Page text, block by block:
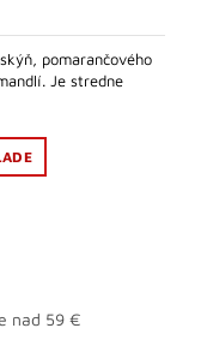
pomarančového
Je stredne
nad 59 €